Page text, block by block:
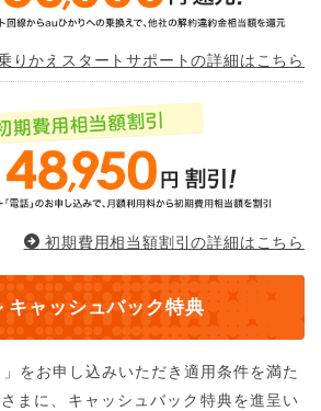
りかえスタートサポートの詳細はこちら
初期費用相当額割引の詳細はこちら
キャッシュバック特典
をお申し込みいただき適用条件を満た
まに、キャッシュバック特典を進呈い